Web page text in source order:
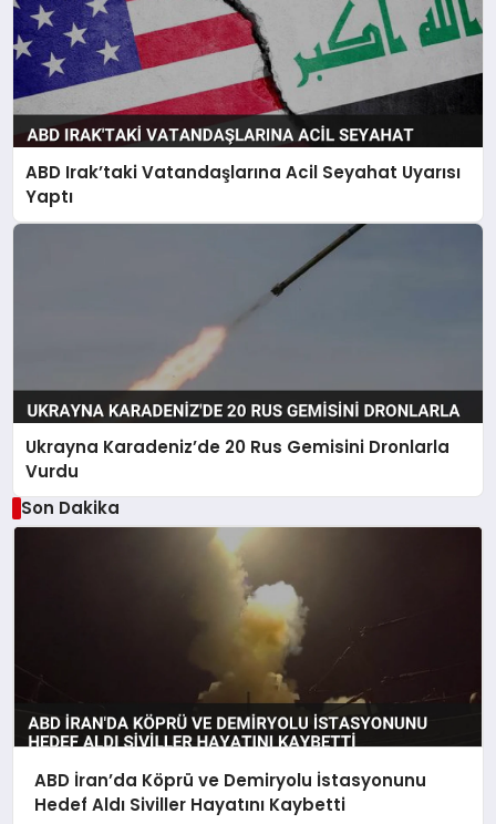
ABD Irak’taki Vatandaşlarına Acil Seyahat Uyarısı
Yaptı
Ukrayna Karadeniz’de 20 Rus Gemisini Dronlarla
Vurdu
Son Dakika
ABD İran’da Köprü ve Demiryolu İstasyonunu
Hedef Aldı Siviller Hayatını Kaybetti